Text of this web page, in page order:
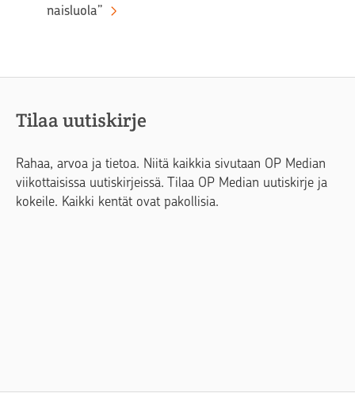
naisluola”
Tilaa uutiskirje
Rahaa, arvoa ja tietoa. Niitä kaikkia sivutaan OP Median
viikottaisissa uutiskirjeissä. Tilaa OP Median uutiskirje ja
kokeile. Kaikki kentät ovat pakollisia.